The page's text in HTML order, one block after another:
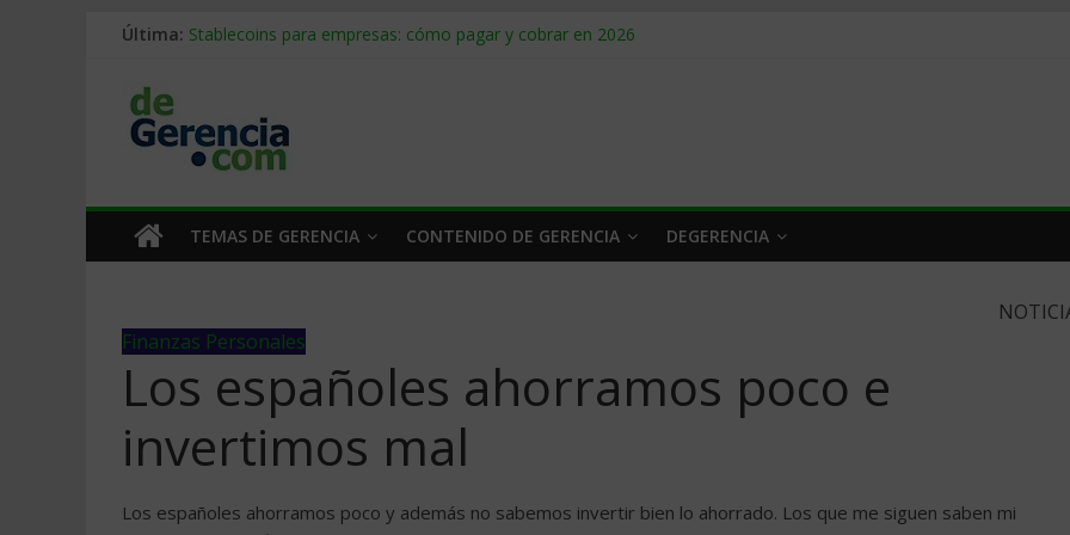
Última: Stablecoins para empresas: cómo pagar y cobrar en 2026
Trabajo forzoso en la cadena de suministro: qué hacer
Mercado hispano de EE. UU.: cómo segmentarlo y venderle
TEMAS DE GERENCIA CONTENIDO DE GERENCIA DEGERENCIA
Finanzas Personales
Los españoles ahorramos poco e
invertimos mal
Los españoles ahorramos poco y además no sabemos invertir bien lo ahorrado. Los que me siguen saben mi